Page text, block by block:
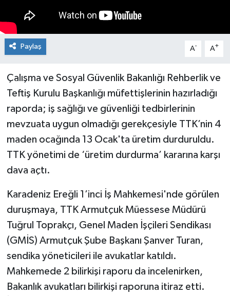
Paylaş A- A+
Çalışma ve Sosyal Güvenlik Bakanlığı Rehberlik ve
Teftiş Kurulu Başkanlığı müfettişlerinin hazırladığı
raporda; iş sağlığı ve güvenliği tedbirlerinin
mevzuata uygun olmadığı gerekçesiyle TTK’nin 4
maden ocağında 13 Ocak'ta üretim durduruldu.
TTK yönetimi de ‘üretim durdurma’ kararına karşı
dava açtı.
Karadeniz Ereğli 1’inci İş Mahkemesi'nde görülen
duruşmaya, TTK Armutçuk Müessese Müdürü
Tuğrul Toprakçı, Genel Maden İşçileri Sendikası
(GMİS) Armutçuk Şube Başkanı Şanver Turan,
sendika yöneticileri ile avukatlar katıldı.
Mahkemede 2 bilirkişi raporu da incelenirken,
Bakanlık avukatları bilirkişi raporuna itiraz etti.